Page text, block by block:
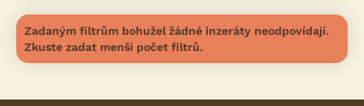
Zadaným filtrům bohužel žádné inzeráty neodpovídají.
Zkuste zadat menší počet filtrů.